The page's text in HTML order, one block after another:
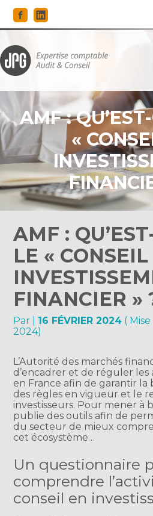
Aller
au
AMF :
«
AMF :
LE « CONSEIL
FINANCIER »
Par 16 FÉVRIER 2024 (
2024)
L’Autorité des marchés
d’encadrer et de réguler les
en France afin de garantir la
des règles en vigueur et le
investisseurs. Pour mener à
publie des outils afin de
du secteur de mieux
cet écosystème…
Un questionnaire
comprendre
conseil en